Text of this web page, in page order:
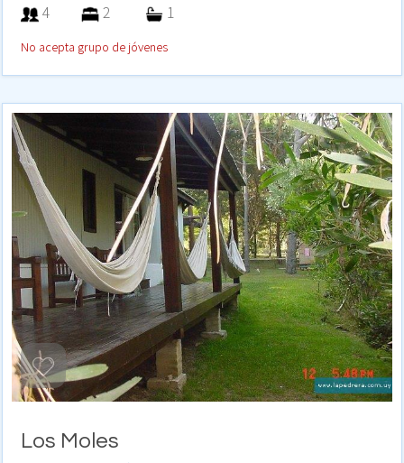
4 2 1
No acepta grupo de jóvenes
Los Moles